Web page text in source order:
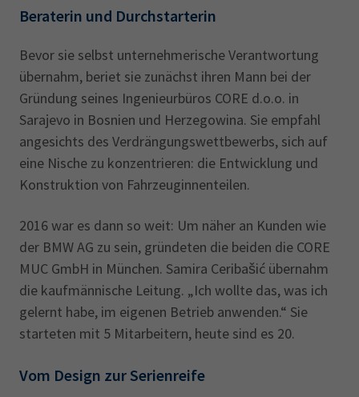
Beraterin und Durchstarterin
Bevor sie selbst unternehmerische Verantwortung
übernahm, beriet sie zunächst ihren Mann bei der
Gründung seines Ingenieurbüros CORE d.o.o. in
Sarajevo in Bosnien und Herzegowina. Sie empfahl
angesichts des Verdrängungswettbewerbs, sich auf
eine Nische zu konzentrieren: die Entwicklung und
Konstruktion von Fahrzeuginnenteilen.
2016 war es dann so weit: Um näher an Kunden wie
der BMW AG zu sein, gründeten die beiden die CORE
MUC GmbH in München. Samira Ceribašić übernahm
die kaufmännische Leitung. „Ich wollte das, was ich
gelernt habe, im eigenen Betrieb anwenden.“ Sie
starteten mit 5 Mitarbeitern, heute sind es 20.
Vom Design zur Serienreife